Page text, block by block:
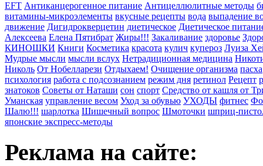
EFT Антиканцерогенное питание Антицеллюлитные методы
витамины-микроэлементы вкусные рецепты вода выпадение
движение Дигидрокверцетин диетическое Диетическое
Алексеева Елена Пятибрат Жиры!!! Закаливание здоровье
КИНОШКИ Книги Косметика красота кулич купероз Луиза
Мудрые мысли мысли вслух Нетрадиционная медицина
Николь От Нобелларези Отдыхаем! Очищение организма пасха
психология работа с подсознанием режим дня ретинол Рецепт
знатоков Советы от Наташи сон спорт Средство от кашля от
Уманская управление весом Уход за обувью УХОДЫ фитнес
Шалю!!! шарлотка Шишечный вопрос Шмоточки шприц-
японские экспресс-методы
Реклама на сайте: